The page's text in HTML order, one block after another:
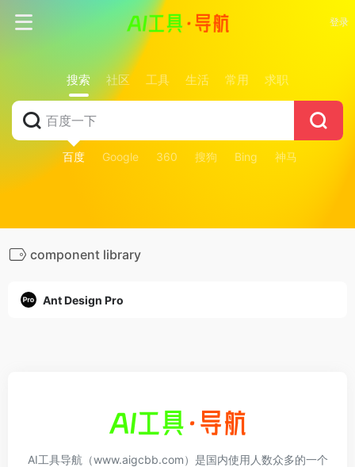
登录
搜索 社区 工具 生活 常用 求职
百度 Google 360 搜狗 Bing 神马
component library
Ant Design Pro
AI工具导航（www.aigcbb.com）是国内使用人数众多的一个